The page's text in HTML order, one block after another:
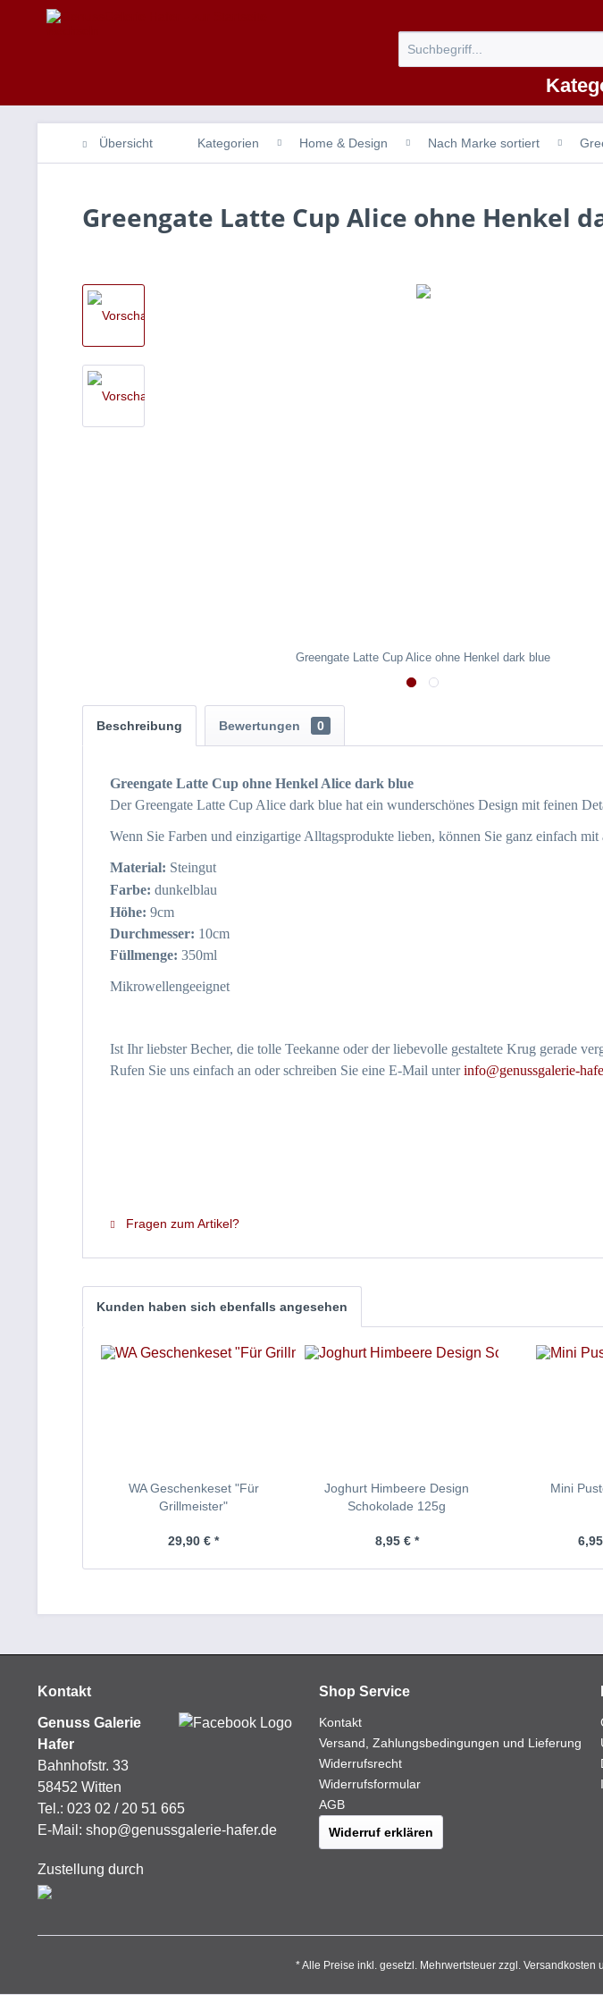
Übersicht Kategorien Home & Design Nach Marke sortiert
Greengate Latte Cup Alice ohne Henkel
Greengate Latte Cup Alice ohne Henkel dark blue
Beschreibung Bewertungen 0
Greengate Latte Cup ohne Henkel Alice dark blue
Der Greengate Latte Cup Alice dark blue hat ein wunderschönes Design mit feinen
Wenn Sie Farben und einzigartige Alltagsprodukte lieben, können Sie ganz einfach
Material: Steingut
Farbe: dunkelblau
Höhe: 9cm
Durchmesser: 10cm
Füllmenge: 350ml
Mikrowellengeeignet
Ist Ihr liebster Becher, die tolle Teekanne oder der liebevolle gestaltete Krug gerade
Rufen Sie uns einfach an oder schreiben Sie eine E-Mail unterinfo@genussgalerie-
Fragen zum Artikel?
Kunden haben sich ebenfalls angesehen
WA Geschenkeset "Für
Grillmeister"
29,90 € *
Joghurt Himbeere Design
Schokolade 125g
8,95 € *
Mini
Kontakt
Genuss Galerie
Hafer
Bahnhofstr. 33
58452 Witten
Tel.: 023 02 / 20 51 665
E-Mail: shop@genussgalerie-hafer.de
Zustellung durch
Shop Service
Kontakt
Versand, Zahlungsbedingungen und Lieferung
Widerrufsrecht
Widerrufsformular
AGB
Widerruf erklären
* Alle Preise inkl. gesetzl. Mehrwertsteuer zzgl. Versandkosten